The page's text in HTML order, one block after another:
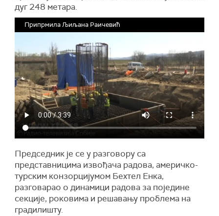
дуг 248 метара.
Припрмила Љиљана Раичевић
Председник је се у разговору са
представницима извођача радова, америчко-
турским конзорцијумом Бехтел Енка,
разговарао о динамици радова за поједине
секције, роковима и решавању проблема на
градилишту.